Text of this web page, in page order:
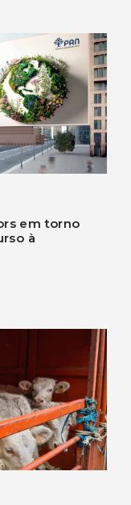
em torno
à